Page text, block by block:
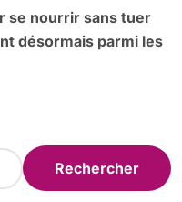
se nourrir sans tuer
désormais parmi les